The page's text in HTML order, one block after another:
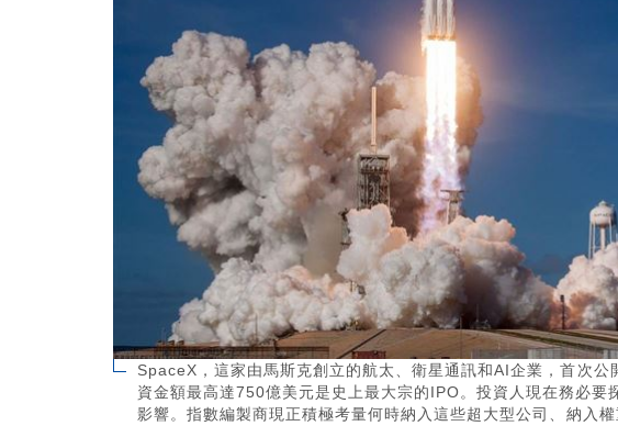
SpaceX，這家由馬斯克創立的航太、衛星通訊和AI企業，首次
資金額最高達750億美元是史上最大宗的IPO。投資人現在務必
影響。指數編製商現正積極考量何時納入這些超大型公司、納入